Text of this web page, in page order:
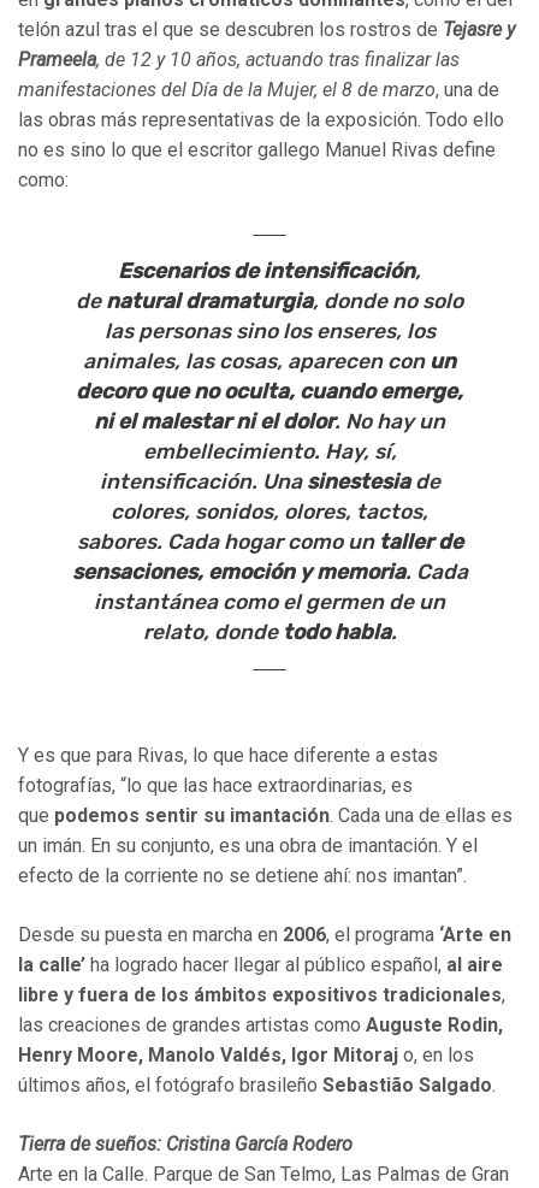
telón azul tras el que se descubren los rostros de Tejasre y
Prameela, de 12 y 10 años, actuando tras finalizar las
manifestaciones del Día de la Mujer, el 8 de marzo, una de
las obras más representativas de la exposición. Todo ello
no es sino lo que el escritor gallego Manuel Rivas define
como:
Escenarios de intensificación,
de natural dramaturgia, donde no solo
las personas sino los enseres, los
animales, las cosas, aparecen con un
decoro que no oculta, cuando emerge,
ni el malestar ni el dolor. No hay un
embellecimiento. Hay, sí,
intensificación. Una sinestesiade
colores, sonidos, olores, tactos,
sabores. Cada hogar como un taller de
sensaciones, emoción y memoria. Cada
instantánea como el germen de un
relato, donde todo habla.
Y es que para Rivas, lo que hace diferente a estas
fotografías, “lo que las hace extraordinarias, es
que podemos sentir su imantación. Cada una de ellas es
un imán. En su conjunto, es una obra de imantación. Y el
efecto de la corriente no se detiene ahí: nos imantan”.
Desde su puesta en marcha en 2006, el programa ‘Arte en
la calle’ ha logrado hacer llegar al público español, al aire
libre y fuera de los ámbitos expositivos tradicionales,
las creaciones de grandes artistas como Auguste Rodin,
Henry Moore, Manolo Valdés, Igor Mitoraj o, en los
últimos años, el fotógrafo brasileño Sebastião Salgado.
Tierra de sueños: Cristina García Rodero
Arte en la Calle. Parque de San Telmo, Las Palmas de Gran